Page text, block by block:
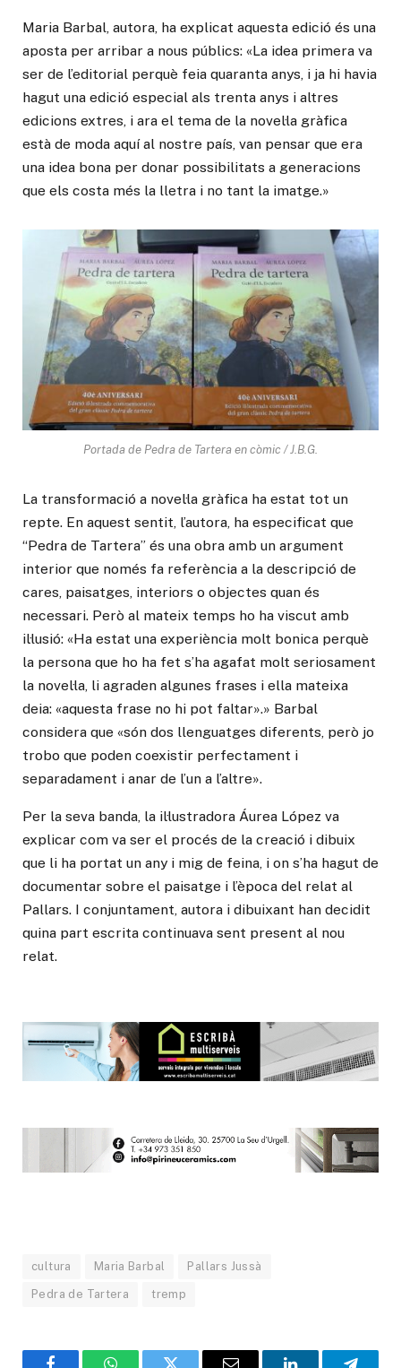
Maria Barbal, autora, ha explicat aquesta edició és una
aposta per arribar a nous públics: «La idea primera va
ser de l’editorial perquè feia quaranta anys, i ja hi havia
hagut una edició especial als trenta anys i altres
edicions extres, i ara el tema de la novel·la gràfica
està de moda aquí al nostre país, van pensar que era
una idea bona per donar possibilitats a generacions
que els costa més la lletra i no tant la imatge.»
Portada de Pedra de Tartera en còmic / J.B.G.
La transformació a novel·la gràfica ha estat tot un
repte. En aquest sentit, l’autora, ha especificat que
“Pedra de Tartera” és una obra amb un argument
interior que només fa referència a la descripció de
cares, paisatges, interiors o objectes quan és
necessari. Però al mateix temps ho ha viscut amb
il·lusió: «Ha estat una experiència molt bonica perquè
la persona que ho ha fet s’ha agafat molt seriosament
la novel·la, li agraden algunes frases i ella mateixa
deia: «aquesta frase no hi pot faltar».» Barbal
considera que «són dos llenguatges diferents, però jo
trobo que poden coexistir perfectament i
separadament i anar de l’un a l’altre».
Per la seva banda, la il·lustradora Áurea López va
explicar com va ser el procés de la creació i dibuix
que li ha portat un any i mig de feina, i on s’ha hagut de
documentar sobre el paisatge i l’època del relat al
Pallars. I conjuntament, autora i dibuixant han decidit
quina part escrita continuava sent present al nou
relat.
cultura Maria Barbal Pallars Jussà
Pedra de Tartera tremp